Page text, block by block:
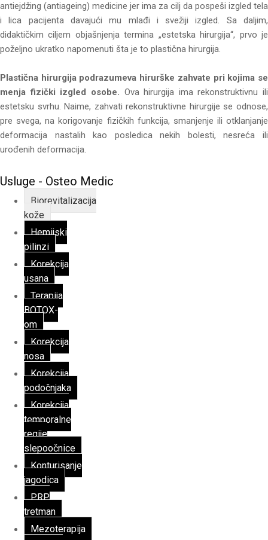
antiejdžing (antiageing) medicine jer ima za cilj da pospeši izgled tela
i lica pacijenta davajući mu mlađi i svežiji izgled. Sa daljim,
didaktičkim ciljem objašnjenja termina „estetska hirurgija“, prvo je
poželjno ukratko napomenuti šta je to plastična hirurgija.
Plastična hirurgija podrazumeva hirurške zahvate pri kojima se
menja fizički izgled osobe. Ova hirurgija ima rekonstruktivnu ili
estetsku svrhu. Naime, zahvati rekonstruktivne hirurgije se odnose,
pre svega, na korigovanje fizičkih funkcija, smanjenje ili otklanjanje
deformacija nastalih kao posledica nekih bolesti, nesreća ili
urođenih deformacija.
Usluge - Osteo Medic
Biorevitalizacija
kože
Hemijski
pilinzi
Korekcija
usana
Terapija
BOTOX-
om
Korekcija
nosa
Korekcija
podočnjaka
Korekcija
temporalne
regije
slepoočnice
Konturisanje
jagodica
PRP
tretman
Mezoterapija